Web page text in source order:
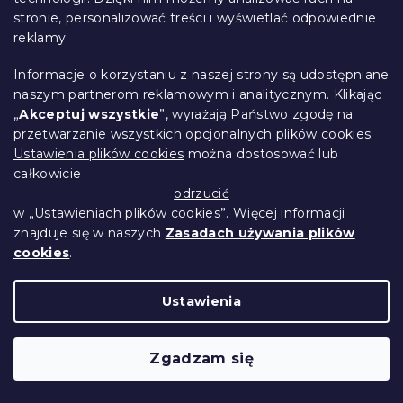
stronie, personalizować treści i wyświetlać odpowiednie
reklamy.
Informacje o korzystaniu z naszej strony są udostępniane
naszym partnerom reklamowym i analitycznym. Klikając
„Akceptuj wszystkie”, wyrażają Państwo zgodę na
przetwarzanie wszystkich opcjonalnych plików cookies.
Ustawienia plików cookies można dostosować lub
całkowicie
odrzucić
w „Ustawieniach plików cookies”. Więcej informacji
znajduje się w naszych Zasadach używania plików
cookies.
Ustawienia
Zgadzam się
Pościel bawełniana do łóżeczka
KOLOROWE JABŁKA zielona